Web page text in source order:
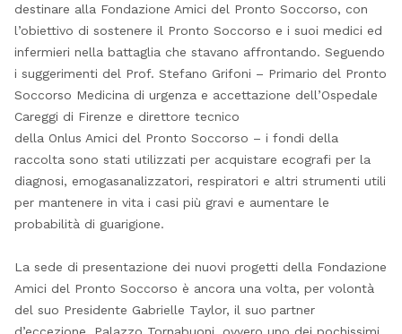
destinare alla Fondazione Amici del Pronto Soccorso, con
l’obiettivo di sostenere il Pronto Soccorso e i suoi medici ed
infermieri nella battaglia che stavano affrontando. Seguendo
i suggerimenti del Prof. Stefano Grifoni – Primario del Pronto
Soccorso Medicina di urgenza e accettazione dell’Ospedale
Careggi di Firenze e direttore tecnico
della Onlus Amici del Pronto Soccorso – i fondi della
raccolta sono stati utilizzati per acquistare ecografi per la
diagnosi, emogasanalizzatori, respiratori e altri strumenti utili
per mantenere in vita i casi più gravi e aumentare le
probabilità di guarigione.
La sede di presentazione dei nuovi progetti della Fondazione
Amici del Pronto Soccorso è ancora una volta, per volontà
del suo Presidente Gabrielle Taylor, il suo partner